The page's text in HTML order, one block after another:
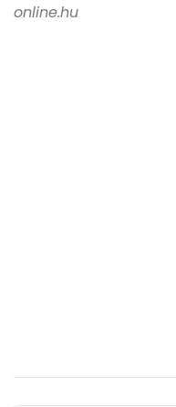
online.hu